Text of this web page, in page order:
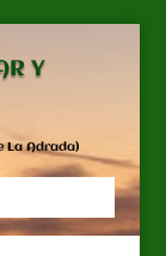
Y
La Adrada)